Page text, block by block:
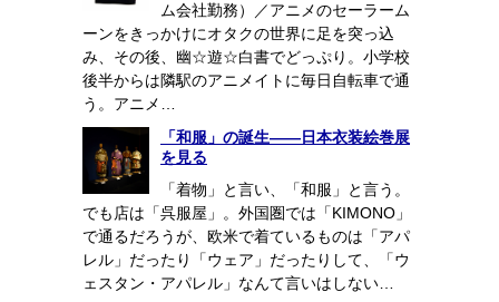
ム会社勤務）／アニメのセーラーム
ーンをきっかけにオタクの世界に足を突っ込
み、その後、幽☆遊☆白書でどっぷり。小学校
後半からは隣駅のアニメイトに毎日自転車で通
う。アニメ…
「和服」の誕生――日本衣装絵巻展
を見る
「着物」と言い、「和服」と言う。
でも店は「呉服屋」。外国圏では「KIMONO」
で通るだろうが、欧米で着ているものは「アパ
レル」だったり「ウェア」だったりして、「ウ
ェスタン・アパレル」なんて言いはしない…